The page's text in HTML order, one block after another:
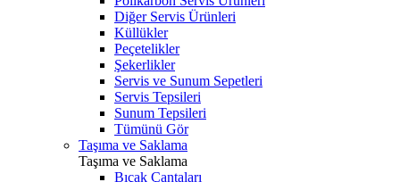
Diğer Servis Ürünleri
Küllükler
Peçetelikler
Şekerlikler
Servis ve Sunum Sepetleri
Servis Tepsileri
Sunum Tepsileri
Tümünü Gör
Taşıma ve Saklama
Taşıma ve Saklama
Bıçak Çantaları